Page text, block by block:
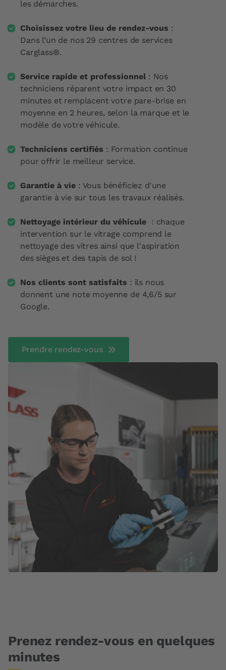
les démarches.
Choisissez votre lieu de rendez-vous :
Dans l’un de nos 29 centres de services
Carglass®.
Service rapide et professionnel : Nos
techniciens réparent votre impact en 30
minutes et remplacent votre pare-brise en
moyenne en 2 heures, selon la marque et le
modèle de votre véhicule.
Techniciens certifiés : Formation continue
pour offrir le meilleur service.
Garantie à vie : Vous bénéficiez d'une
garantie à vie sur tous les travaux réalisés.
Nettoyage intérieur du véhicule : chaque
intervention sur le vitrage comprend le
nettoyage des vitres ainsi que l'aspiration
des sièges et des tapis de sol !
Nos clients sont satisfaits : ils nous
donnent une note moyenne de 4,6/5 sur
Google.
Prendre rendez-vous
Prenez rendez-vous en quelques
minutes